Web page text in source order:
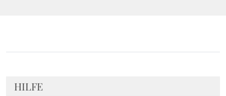
HILFE